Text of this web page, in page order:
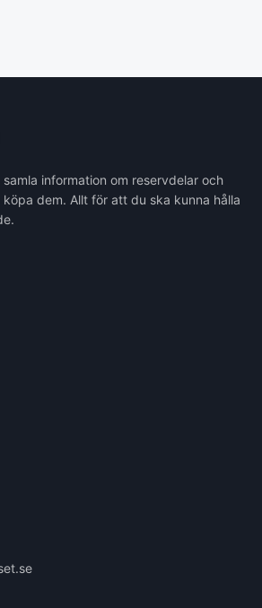
information om reservdelar och
dem. Allt för att du ska kunna hålla